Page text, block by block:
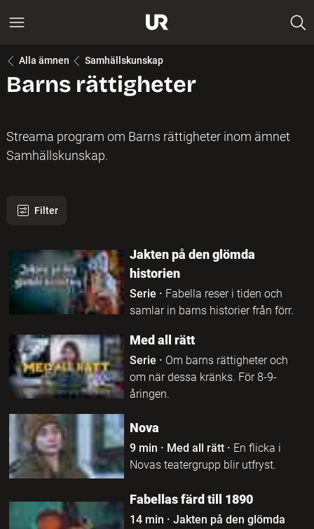
Alla ämnen Samhällskunskap
Barns rättigheter
Streama program om Barns rättigheter inom ämnet
Samhällskunskap.
Filter
245 program hittades
Jakten på den glömda
historien
Serie · Fabella reser i tiden och
samlar in barns historier från förr.
Med all rätt
Serie · Om barns rättigheter och
om när dessa kränks. För 8-9-
åringen.
Nova
9 min · Med all rätt· En flicka i
Novas teatergrupp blir utfryst.
Fabellas färd till 1890
14 min · Jakten på den glömda